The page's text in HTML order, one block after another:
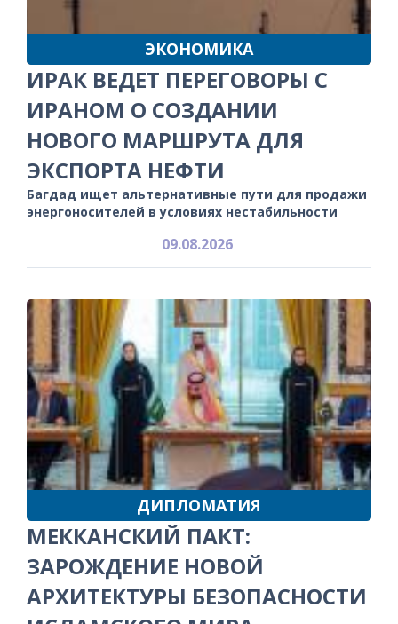
ЭКОНОМИКА
ИРАК ВЕДЕТ ПЕРЕГОВОРЫ С
ИРАНОМ О СОЗДАНИИ
НОВОГО МАРШРУТА ДЛЯ
ЭКСПОРТА НЕФТИ
Багдад ищет альтернативные пути для продажи
энергоносителей в условиях нестабильности
09.08.2026
ДИПЛОМАТИЯ
МЕККАНСКИЙ ПАКТ:
ЗАРОЖДЕНИЕ НОВОЙ
АРХИТЕКТУРЫ БЕЗОПАСНОСТИ